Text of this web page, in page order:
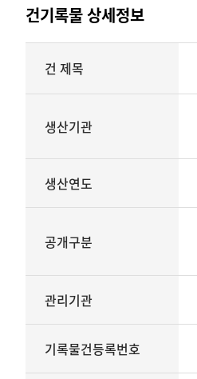
건기록물 상세정보
건 제목
생산기관
생산연도
공개구분
관리기관
기록물건등록번호